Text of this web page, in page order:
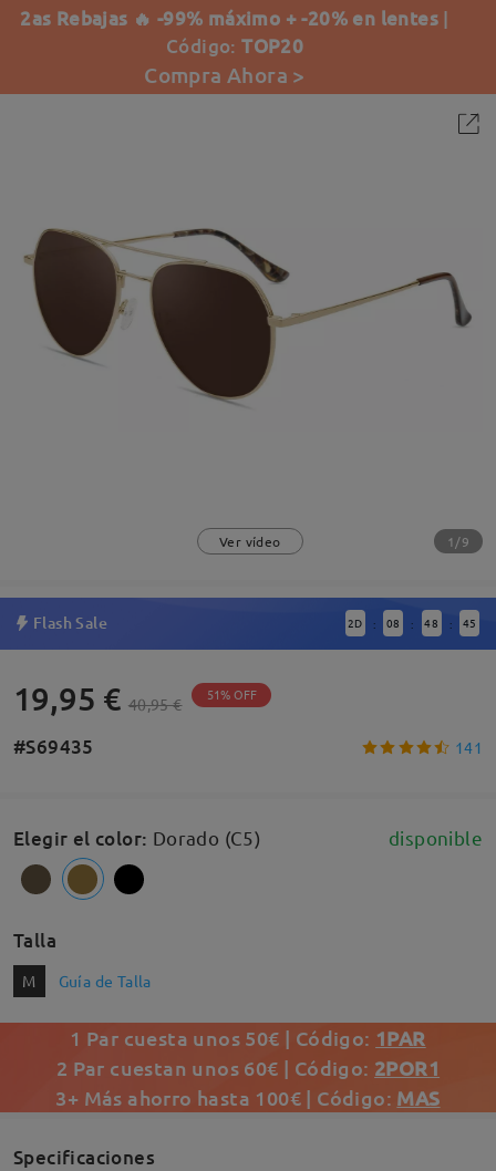
2as Rebajas 🔥 -99% máximo + -20% en lentes |
Código:TOP20
Compra Ahora >
Ver vídeo 1/9
Flash Sale 2D : 08 : 48 : 44
19,95 € 40,95 € 51% OFF
#S69435 141
Elegir el color: Dorado (C5) disponible
Talla
M Guía de Talla
1 Par cuesta unos 50€ | Código: 1PAR
2 Par cuestan unos 60€ | Código: 2POR1
3+ Más ahorro hasta 100€ | Código: MAS
Specificaciones